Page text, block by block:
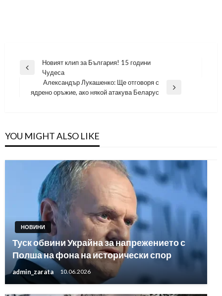
Навигация
Previous
Новият клип за България! 15 години
Чудеса
Next
Александър Лукашенко: Ще отговоря с
ядрено оръжие, ако някой атакува Беларус
YOU MIGHT ALSO LIKE
НОВИНИ
Туск обвини Украйна за напрежението с
Полша на фона на исторически спор
admin_zarata 10.06.2026